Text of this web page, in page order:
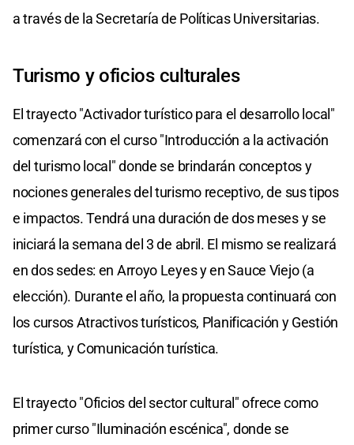
a través de la Secretaría de Políticas Universitarias.
Turismo y oficios culturales
El trayecto "Activador turístico para el desarrollo local"
comenzará con el curso "Introducción a la activación
del turismo local" donde se brindarán conceptos y
nociones generales del turismo receptivo, de sus tipos
e impactos. Tendrá una duración de dos meses y se
iniciará la semana del 3 de abril. El mismo se realizará
en dos sedes: en Arroyo Leyes y en Sauce Viejo (a
elección). Durante el año, la propuesta continuará con
los cursos Atractivos turísticos, Planificación y Gestión
turística, y Comunicación turística.
El trayecto "Oficios del sector cultural" ofrece como
primer curso "Iluminación escénica", donde se